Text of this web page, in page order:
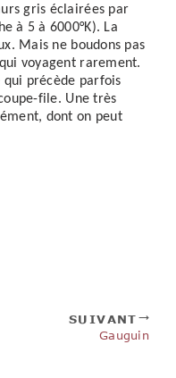
gris éclairées par
à 5 à 6000°K). La
Mais ne boudons pas
voyagent rarement.
qui précède parfois
file. Une très
dont on peut
SUIVANT
Gauguin